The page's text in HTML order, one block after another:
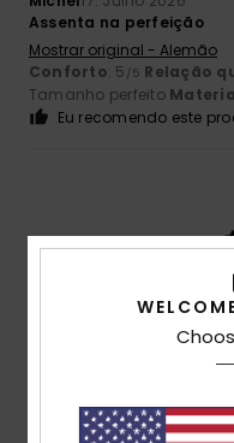
Assenta na perfeição
Mostrar original - Alemão
Conforto: 5 /5 Relação
Tamanho perfeito
Eu recomendo este
17. Julho 2026
Eu recomendo este